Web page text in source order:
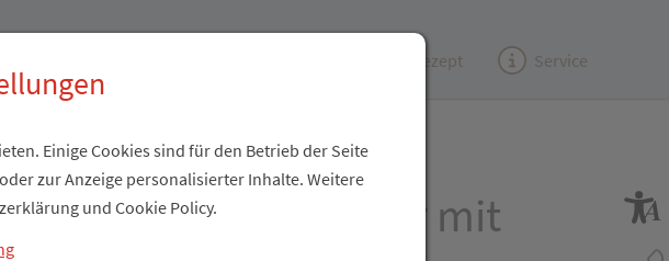
(e)Rezept Service
Hansaplast Pflaster mit
Einige Cookies sind für den Betrieb der Seite
zur Anzeige personalisierter Inhalte. Weitere
und Cookie Policy.